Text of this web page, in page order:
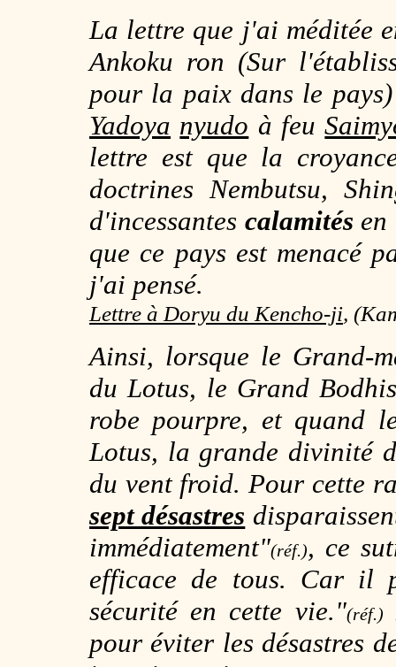
La lettre que j'ai méditée
Ankoku ron (Sur
pour la paix dans le pays
Yadoya nyudo à feu
lettre est que la
doctrines Nembutsu,
d'incessantes calamités en
que ce pays est menacé
j'ai pensé.
Lettre à Doryu du Kencho-ji,
Ainsi, lorsque le Grand-
du Lotus, le Grand
robe pourpre, et quand
Lotus, la grande divinité
du vent froid. Pour cette
sept désastres
immédiatement"(réf.), ce
efficace de tous. Car il
sécurité en cette vie."(réf.)
pour éviter les désastres